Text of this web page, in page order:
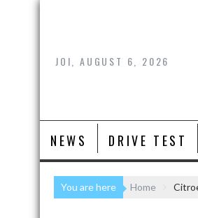
Skip
JOI, AUGUST 6, 2026
NEWS DRIVE TEST
You are here Home